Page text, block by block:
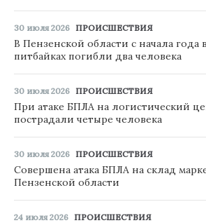
30 июля 2026 ПРОИСШЕСТВИЯ
В Пензенской области с начала
питбайках погибли два человека
30 июля 2026 ПРОИСШЕСТВИЯ
При атаке БПЛА на логистический
пострадали четыре человека
30 июля 2026 ПРОИСШЕСТВИЯ
Совершена атака БПЛА на склад
Пензенской области
24 июля 2026 ПРОИСШЕСТВИЯ